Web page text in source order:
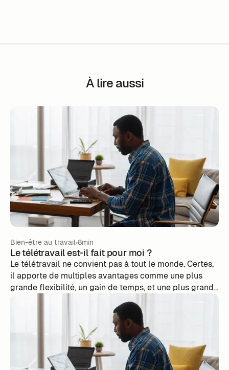
À lire aussi
Bien-être au travail 8min
Le télétravail est-il fait pour moi ?
Le télétravail ne convient pas à tout le monde. Certes,
il apporte de multiples avantages comme une plus
grande flexibilité, un gain de temps, et une plus grande
autonomie. ‍Néanmoins, il peut être une source de
stress ou bien d’angoisse, et peut même réduire la
productivité. La bonne pratique du télétravail dépend
donc de divers facteurs, reliés à la fois à l’individu et à
son environnement de travail.‍